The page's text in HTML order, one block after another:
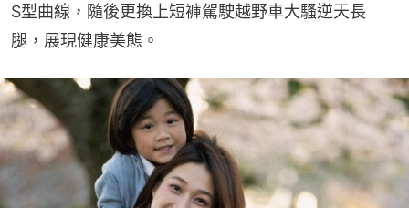
S型曲線，隨後更換上短褲駕駛越野車大騷逆天長
腿，展現健康美態。